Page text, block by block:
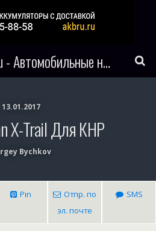
Autonews58.ru - Автомобильные новости Пензы и всего мира
13.01.2017
X-Trail Для КНР
Bychkov
Pin
Отпр. по
эл. почте
SMS